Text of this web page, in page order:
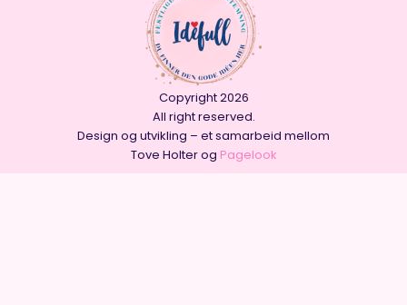
Copyright 2026
All right reserved.
Design og utvikling – et samarbeid mellom
Tove Holter og Pagelook